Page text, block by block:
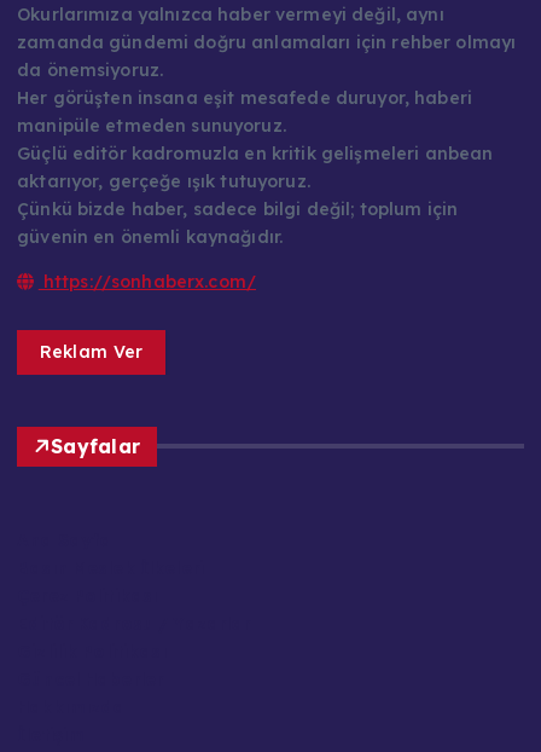
Okurlarımıza yalnızca haber vermeyi değil, aynı
zamanda gündemi doğru anlamaları için rehber olmayı
da önemsiyoruz.
Her görüşten insana eşit mesafede duruyor, haberi
manipüle etmeden sunuyoruz.
Güçlü editör kadromuzla en kritik gelişmeleri anbean
aktarıyor, gerçeğe ışık tutuyoruz.
Çünkü bizde haber, sadece bilgi değil; toplum için
güvenin en önemli kaynağıdır.
https://sonhaberx.com/
Reklam Ver
Sayfalar